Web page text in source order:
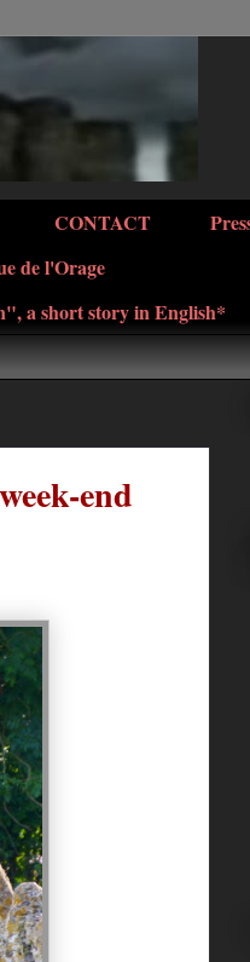
CONTACT
de l'Orage
a short story in English*
end